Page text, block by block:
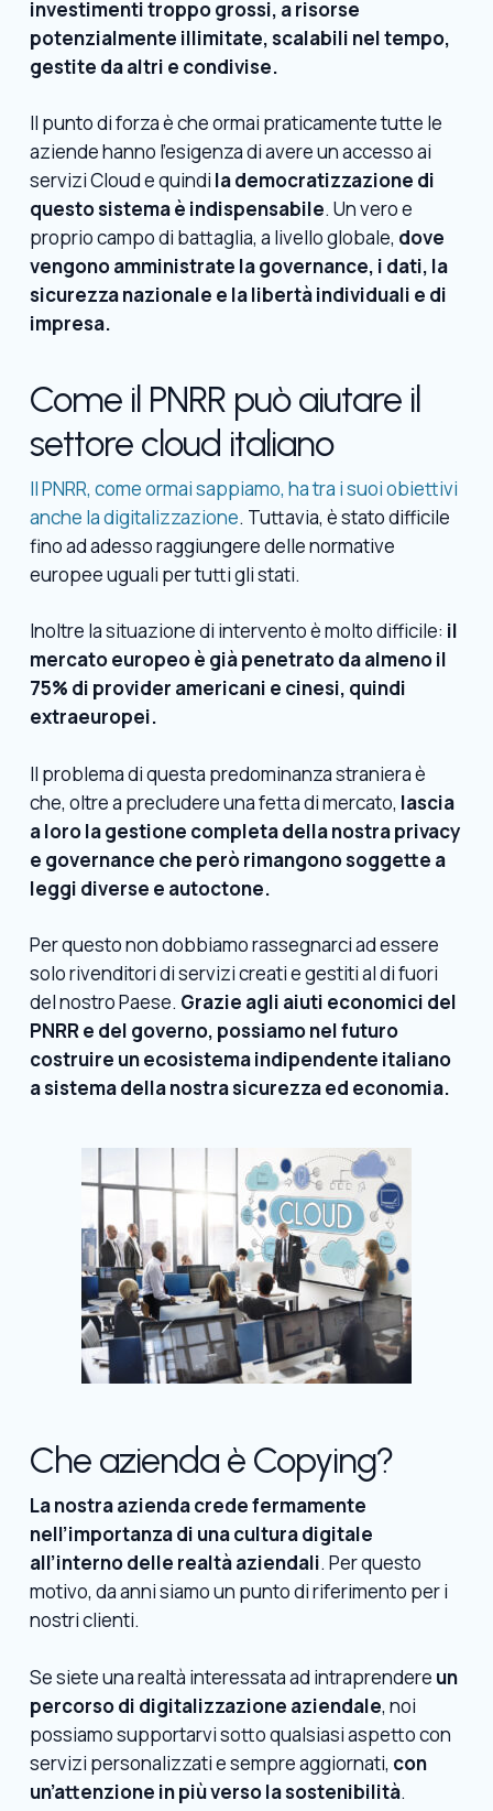
investimenti troppo grossi, a risorse
potenzialmente illimitate, scalabili nel tempo,
gestite da altri e condivise.
Il punto di forza è che ormai praticamente tutte le
aziende hanno l’esigenza di avere un accesso ai
servizi Cloud e quindi la democratizzazione di
questo sistema è indispensabile. Un vero e
proprio campo di battaglia, a livello globale, dove
vengono amministrate la governance, i dati, la
sicurezza nazionale e la libertà individuali e di
impresa.
Come il PNRR può aiutare il
settore cloud italiano
Il PNRR, come ormai sappiamo, ha tra i suoi obiettivi
anche la digitalizzazione. Tuttavia, è stato difficile
fino ad adesso raggiungere delle normative
europee uguali per tutti gli stati.
Inoltre la situazione di intervento è molto difficile: il
mercato europeo è già penetrato da almeno il
75% di provider americani e cinesi, quindi
extraeuropei.
Il problema di questa predominanza straniera è
che, oltre a precludere una fetta di mercato, lascia
a loro la gestione completa della nostra privacy
e governance che però rimangono soggette a
leggi diverse e autoctone.
Per questo non dobbiamo rassegnarci ad essere
solo rivenditori di servizi creati e gestiti al di fuori
del nostro Paese. Grazie agli aiuti economici del
PNRR e del governo, possiamo nel futuro
costruire un ecosistema indipendente italiano
a sistema della nostra sicurezza ed economia.
Che azienda è Copying?
La nostra azienda crede fermamente
nell’importanza di una cultura digitale
all’interno delle realtà aziendali. Per questo
motivo, da anni siamo un punto di riferimento per i
nostri clienti.
Se siete una realtà interessata ad intraprendere un
percorso di digitalizzazione aziendale, noi
possiamo supportarvi sotto qualsiasi aspetto con
servizi personalizzati e sempre aggiornati, con
un’attenzione in più verso la sostenibilità.